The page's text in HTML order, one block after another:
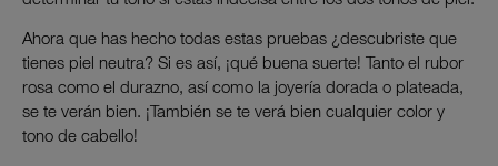
Ahora que has hecho todas estas pruebas ¿descubriste que
tienes piel neutra? Si es así, ¡qué buena suerte! Tanto el rubor
rosa como el durazno, así como la joyería dorada o plateada,
se te verán bien. ¡También se te verá bien cualquier color y
tono de cabello!